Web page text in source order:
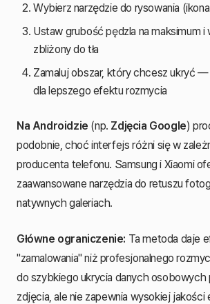
Wybierz narzędzie do rysowania (ikona
Ustaw grubość pędzla na maksimum i
zbliżony do tła
Zamaluj obszar, który chcesz ukryć
dla lepszego efektu rozmycia
Na Androidzie (np. Zdjęcia Google)
podobnie, choć interfejs różni się w
producenta telefonu. Samsung i Xiaomi
zaawansowane narzędzia do retuszu
natywnych galeriach.
Główne ograniczenie: Ta metoda daje
"zamalowania" niż profesjonalnego
do szybkiego ukrycia danych osobowych
zdjęcia, ale nie zapewnia wysokiej jakości